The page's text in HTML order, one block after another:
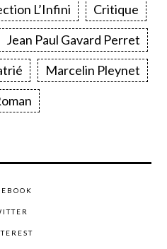
L’Infini
Critique
Jean Paul Gavard Perret
Marcelin Pleynet